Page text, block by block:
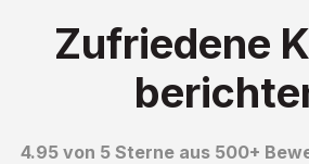
Zufriedene
4.95 von 5 Sterne aus 500+